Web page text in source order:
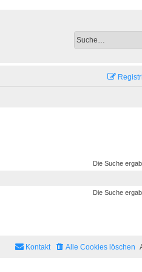
Die Suche
Die Suche
Alle Cookies löschen
Kontakt